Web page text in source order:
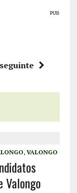
PUB
, VALONGO
Valongo